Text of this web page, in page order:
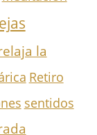
la
Retiro
sentidos